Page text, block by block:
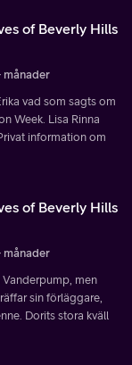
of Beverly Hills
månader
vad som sagts om
Week. Lisa Rinna
information om
of Beverly Hills
månader
Vanderpump, men
sin förläggare,
Dorits stora kväll